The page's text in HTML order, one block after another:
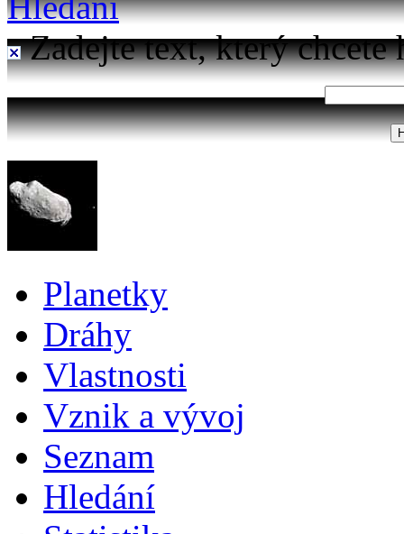
Zadejte text, který chcete
Planetky
Dráhy
Vlastnosti
Vznik a vývoj
Seznam
Hledání